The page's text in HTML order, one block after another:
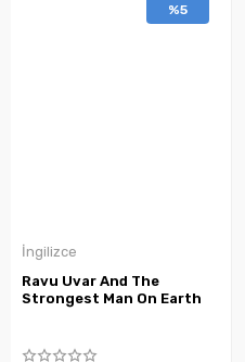
%5
İngilizce
Ravu Uvar And The
Strongest Man On Earth